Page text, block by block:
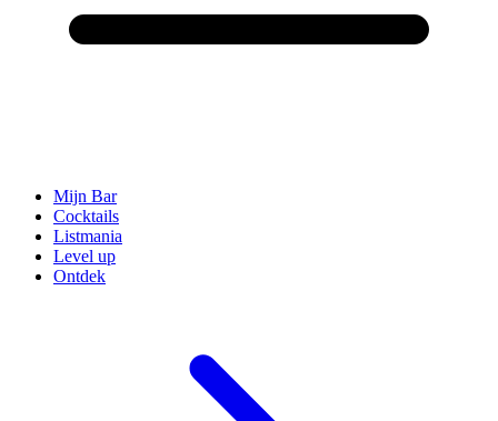
Mijn Bar
Cocktails
Listmania
Level up
Ontdek